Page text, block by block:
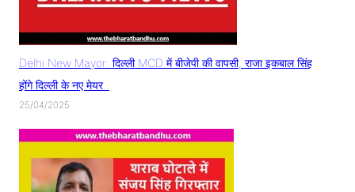
Delhi New Mayor: दिल्ली MCD में बीजेपी की वापसी, राजा इकबाल सिंह
होंगे दिल्ली के नए मेयर..
25/04/2025